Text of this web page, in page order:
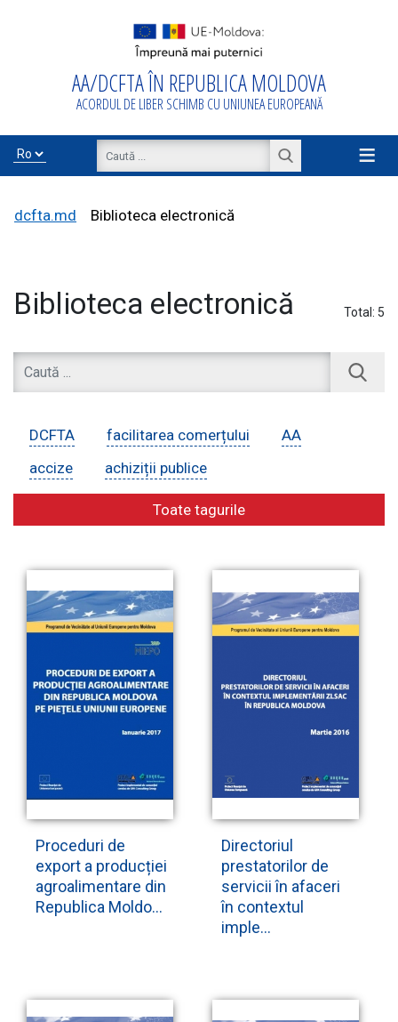
AA/DCFTA ÎN REPUBLICA MOLDOVA
ACORDUL DE LIBER SCHIMB CU UNIUNEA EUROPEANĂ
≡
Export/Import
Proiecte de
asistență
dcfta.md Biblioteca electronică
Biblioteca electronică Total: 5
DCFTA facilitarea comerțului
AA
accize
achiziții publice
Toate tagurile
Proceduri de
export a producției
agroalimentare din
Republica Moldo...
Directoriul
prestatorilor de
servicii în afaceri
în contextul
imple...